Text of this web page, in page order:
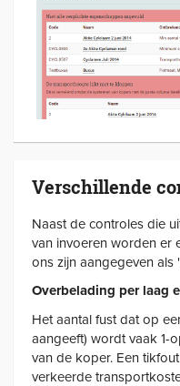
Verschillende
Naast de controles die
van invoeren worden er
ons zijn aangegeven als
Overbelading per laag
Het aantal fust dat op
aangeeft) wordt vaak 1-
van de koper. Een
verkeerde